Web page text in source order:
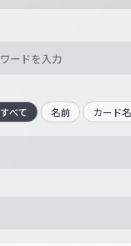
すべて 名前 カード